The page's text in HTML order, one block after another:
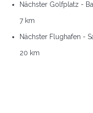
Nächster Golfplatz -
7 km
Nächster Flughafen -
20 km